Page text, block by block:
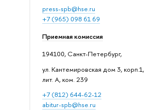
press-spb@hse.ru
+7 (965) 098 61 69
Приемная комиссия
194100, Санкт-Петербург,
ул. Кантемировская дом 3, корп.1,
лит. А, ком. 239
+7 (812) 644-62-12
abitur-spb@hse.ru